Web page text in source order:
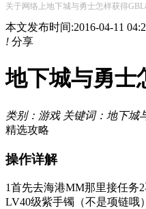
关于网络上地下城与勇士怎样获得
本文发布时间:2016-04-11
! 分享
地下城与勇士
类别：游戏 关键词：地下城
精选攻略
操作详解
1首先去海港MM那里接任务
LV40级紫手镯（不是项链哦